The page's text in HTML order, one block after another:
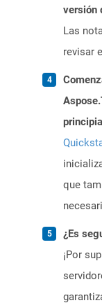
versión
Las
revisar
que
¿Es
¡Por